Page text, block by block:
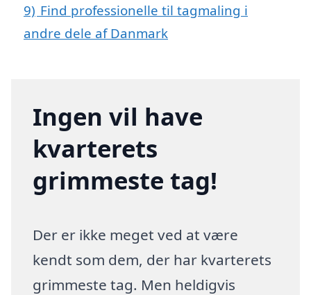
9) Find professionelle til tagmaling i
andre dele af Danmark
Ingen vil have
kvarterets
grimmeste tag!
Der er ikke meget ved at være
kendt som dem, der har kvarterets
grimmeste tag. Men heldigvis